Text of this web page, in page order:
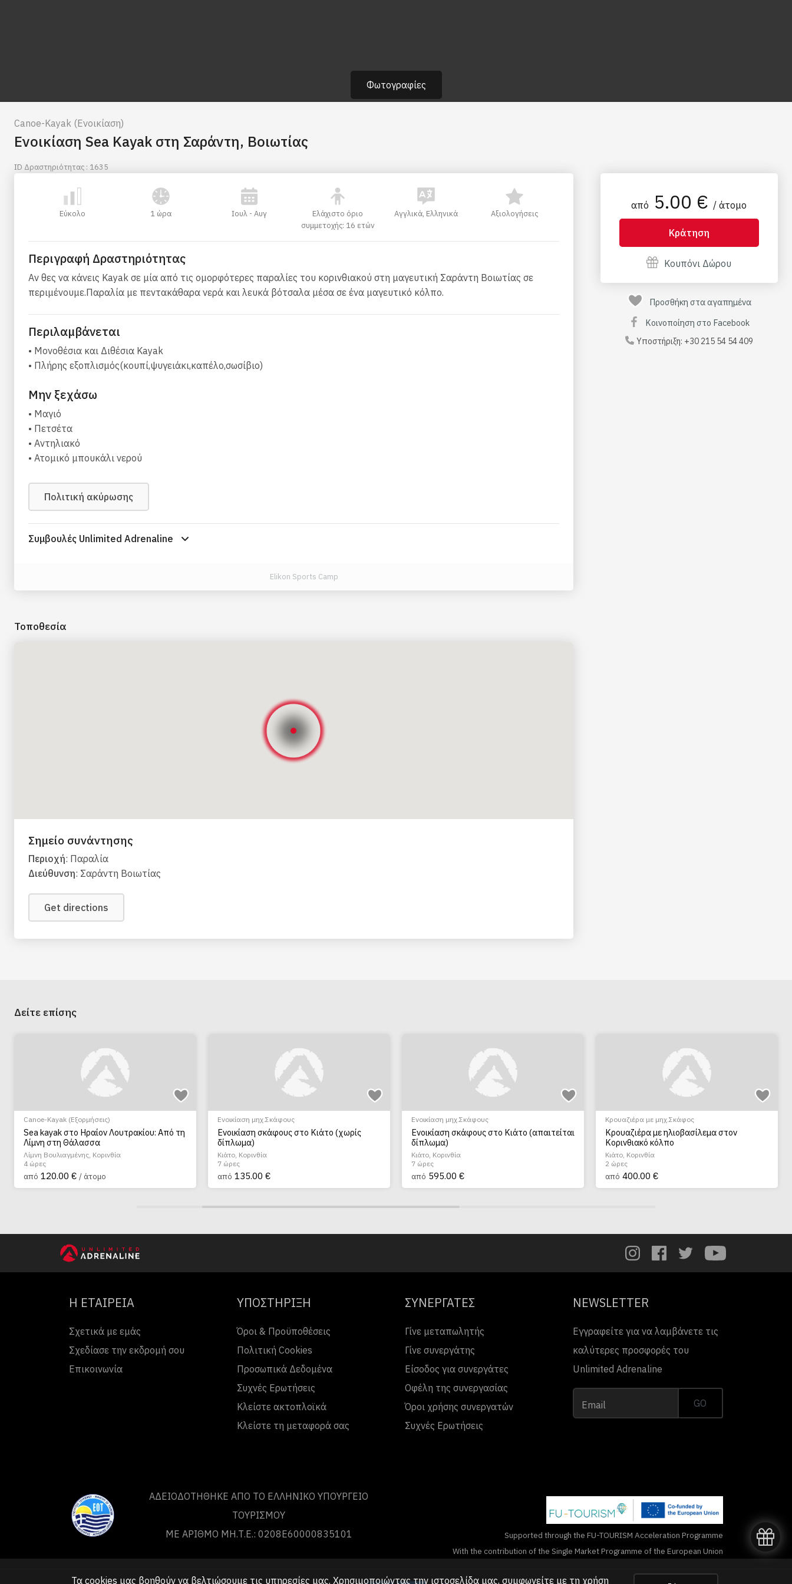
Φωτογραφίες
Canoe-Kayak (Ενοικίαση)
Ενοικίαση Sea Kayak στη Σαράντη, Βοιωτίας
ID Δραστηριότητας : 1635
Εύκολο 1 ώρα Ιουλ - Αυγ
Ελάχιστο όριο
συμμετοχής: 16 ετών
Αγγλικά, Ελληνικά Αξιολογήσεις
Περιγραφή Δραστηριότητας
Αν θες να κάνεις Κayak σε μία από τις ομορφότερες παραλίες του κορινθιακού στη μαγευτική Σαράντη Βοιωτίας σε
περιμένουμε.Παραλία με πεντακάθαρα νερά και λευκά βότσαλα μέσα σε ένα μαγευτικό κόλπο.
Περιλαμβάνεται
• Μονοθέσια και Διθέσια Kayak
• Πλήρης εξοπλισμός(κουπί,ψυγειάκι,καπέλο,σωσίβιο)
Μην ξεχάσω
• Μαγιό
• Πετσέτα
• Αντηλιακό
• Ατομικό μπουκάλι νερού
Πολιτική ακύρωσης
Συμβουλές Unlimited Adrenaline
Elikon Sports Camp
Τοποθεσία
Σημείο συνάντησης
Περιοχή: Παραλία
Διεύθυνση: Σαράντη Βοιωτίας
Get directions
από 5.00 €/ άτομο
Κράτηση
Κουπόνι Δώρου
Προσθήκη στα αγαπημένα
Κοινοποίηση στο Facebook
Υποστήριξη: +30 215 54 54 409
Δείτε επίσης
Canoe-Kayak (Εξορμήσεις)
Sea kayak στο Ηραίον Λουτρακίου: Από τη
Λίμνη στη Θάλασσα
Λίμνη Βουλιαγμένης, Κορινθία
4 ώρες
από 120.00 € / άτομο
Ενοικίαση μηχ.Σκάφους
Ενοικίαση σκάφους στο Κιάτο (χωρίς
δίπλωμα)
Κιάτο, Κορινθία
7 ώρες
από 135.00 €
Ενοικίαση μηχ.Σκάφους
Ενοικίαση σκάφους στο Κιάτο (απαιτείται
δίπλωμα)
Κιάτο, Κορινθία
7 ώρες
από 595.00 €
Κρουαζιέρα με μηχ.Σκάφος
Κρουαζιέρα με ηλιοβασίλεμα στον
Κορινθιακό κόλπο
Κιάτο, Κορινθία
2 ώρες
από 400.00 €
Η ΕΤΑΙΡΕΙΑ
Σχετικά με εμάς
Σχεδίασε την εκδρομή σου
Επικοινωνία
ΥΠΟΣΤΗΡΙΞΗ
Όροι & Προϋποθέσεις
Πολιτική Cookies
Προσωπικά Δεδομένα
Συχνές Ερωτήσεις
Κλείστε ακτοπλοϊκά
Κλείστε τη μεταφορά σας
ΣΥΝΕΡΓΑΤΕΣ
Γίνε μεταπωλητής
Γίνε συνεργάτης
Είσοδος για συνεργάτες
Οφέλη της συνεργασίας
Όροι χρήσης συνεργατών
Συχνές Ερωτήσεις
NEWSLETTER
Εγγραφείτε για να λαμβάνετε τις
καλύτερες προσφορές του
Unlimited Adrenaline
Email GO
ΑΔΕΙΟΔΟΤΗΘΗΚΕ ΑΠΟ ΤO ΕΛΛΗΝΙΚΟ ΥΠΟΥΡΓΕΙΟ
ΤΟΥΡΙΣΜΟΥ
ΜΕ ΑΡΙΘΜΟ ΜΗ.Τ.Ε.: 0208Ε60000835101
Supported through the FU-TOURISM Acceleration Programme
With the contribution of the Single Market Programme of the European Union
Τα cookies μας βοηθούν να βελτιώσουμε τις υπηρεσίες μας. Χρησιμοποιώντας την ιστοσελίδα μας, συμφωνείτε με τη χρήση